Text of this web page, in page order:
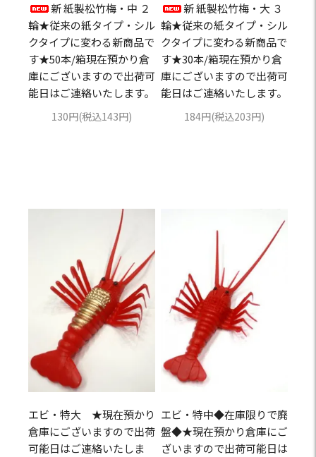
新 紙製松竹梅・中 ２
輪★従来の紙タイプ・シル
クタイプに変わる新商品で
す★50本/箱現在預かり倉
庫にございますので出荷可
能日はご連絡いたします。
130円(税込143円)
新 紙製松竹梅・大 ３
輪★従来の紙タイプ・シル
クタイプに変わる新商品で
す★30本/箱現在預かり倉
庫にございますので出荷可
能日はご連絡いたします。
184円(税込203円)
エビ・特大 ★現在預かり
倉庫にございますので出荷
可能日はご連絡いたしま
エビ・特中◆在庫限りで廃
盤◆★現在預かり倉庫にご
ざいますので出荷可能日は